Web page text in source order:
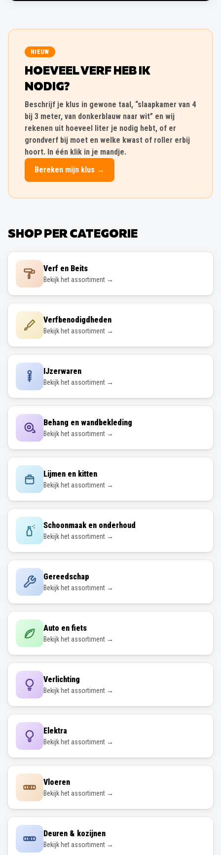
NIEUW
HOEVEEL VERF HEB IK
NODIG?
Beschrijf je klus in gewone taal, “slaapkamer van 4
bij 3 meter, van donkerblauw naar wit” en wij
rekenen uit hoeveel liter je nodig hebt, of er
grondverf bij moet en welke kwast of roller erbij
hoort. In één klik in je mandje.
Bereken mijn klus →
SHOP PER CATEGORIE
Verf en Beits
Bekijk het assortiment →
Verfbenodigdheden
Bekijk het assortiment →
IJzerwaren
Bekijk het assortiment →
Behang en wandbekleding
Bekijk het assortiment →
Lijmen en kitten
Bekijk het assortiment →
Schoonmaak en onderhoud
Bekijk het assortiment →
Gereedschap
Bekijk het assortiment →
Auto en fiets
Bekijk het assortiment →
Verlichting
Bekijk het assortiment →
Elektra
Bekijk het assortiment →
Vloeren
Bekijk het assortiment →
Deuren & kozijnen
Bekijk het assortiment →